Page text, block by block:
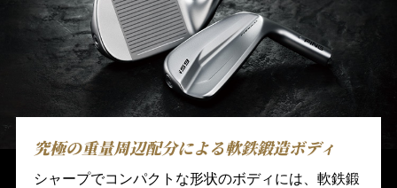
究極の重量周辺配分による軟鉄鍛造ボディ
シャープでコンパクトな形状のボディには、軟鉄鍛